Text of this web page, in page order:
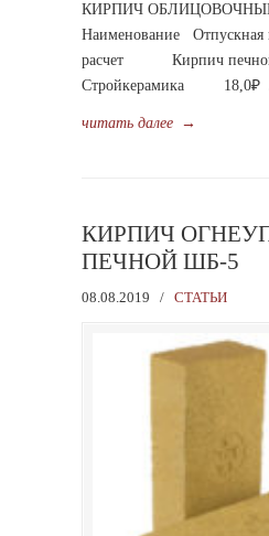
КИРПИЧ
Наименование Отпускная
расчет Кирпич
Стройкерамика 18,0₽
читать далее →
КИРПИЧ
ПЕЧНОЙ ШБ-5
08.08.2019 / СТАТЬИ